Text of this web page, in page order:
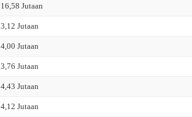
16,58 Jutaan
3,12 Jutaan
4,00 Jutaan
3,76 Jutaan
4,43 Jutaan
4,12 Jutaan